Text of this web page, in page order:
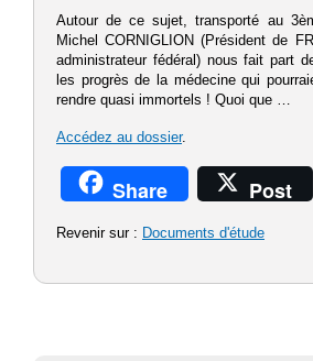
Autour de ce sujet, transporté au
Michel CORNIGLION (Président de
administrateur fédéral) nous fait part
les progrès de la médecine qui
rendre quasi immortels ! Quoi que …
Accédez au dossier.
Share Post
Revenir sur : Documents d'étude